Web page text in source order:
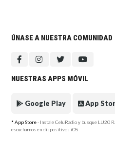
ÚNASE A NUESTRA COMUNIDAD
NUESTRAS APPS MÓVIL
Google Play App
* App Store- Instale CeluRadio y busque LU20
escucharnos en dispositivos iOS